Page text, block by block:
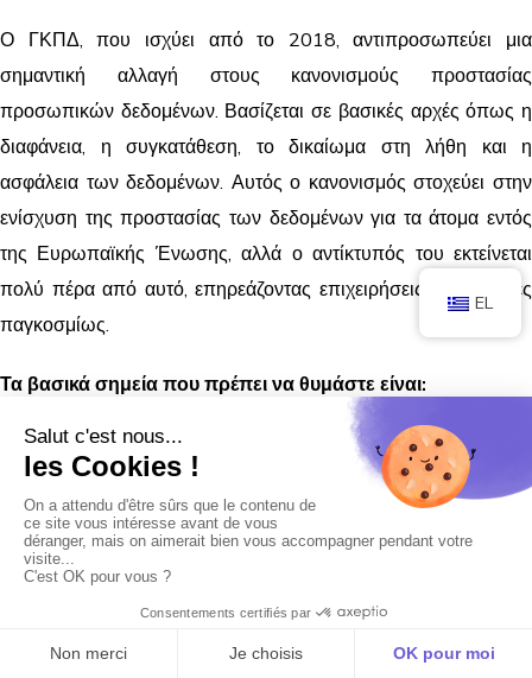
Ο ΓΚΠΔ, που ισχύει από το 2018, αντιπροσωπεύει μια
σημαντική αλλαγή στους κανονισμούς προστασίας
προσωπικών δεδομένων. Βασίζεται σε βασικές αρχές όπως η
διαφάνεια, η συγκατάθεση, το δικαίωμα στη λήθη και η
ασφάλεια των δεδομένων. Αυτός ο κανονισμός στοχεύει στην
ενίσχυση της προστασίας των δεδομένων για τα άτομα εντός
της Ευρωπαϊκής Ένωσης, αλλά ο αντίκτυπός του εκτείνεται
πολύ πέρα από αυτό, επηρεάζοντας επιχειρήσεις και χρήστες
παγκοσμίως.
Τα βασικά σημεία που πρέπει να θυμάστε είναι:
Συγκατάθεση και διαφάνεια: Οι χρήστες πρέπει να
ενημερώνονται σαφώς σχετικά με τη χρήση των
δεδομένων τους και να δίνουν τη ρητή συγκατάθεσή
τους.
Ατομικά δικαιώματα: Ενίσχυση δικαιωμάτων όπως η
πρόσβαση σε δεδομένα, η διόρθωση και η δυνατότητα
διαγραφής τους.
EL